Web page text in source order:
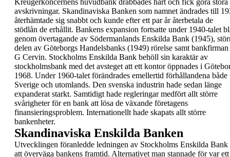
Kreugerkoncernens huvudbank drabbades hårt och fick göra stora
avskrivningar. Skandinaviska Banken som namnet ändrades till
återhämtade sig snabbt och kunde efter ett par år återbetala de
stödlån de erhållit. Bankens expansion fortsatte under 1940-talet
genom övertagande av Södermanlands Enskilda Bank (1945),
delen av Göteborgs Handelsbanks (1949) rörelse samt
G Cervin. Stockholms Enskilda Bank behöll sin karaktär av
stockholmsbank med det avsteget att ett kontoröppnades i
1968. Under 1960-talet förändrades emellertid förhållandena både
Sverige och utomlands. Den svenska industrin hade sedan länge
expanderat starkt. Samtidigt hade regleringar medfört allt större
svårigheter för en bank att lösa de växande företagens
finansieringsproblem. Internationellt hade skapats allt större
bankenheter.
Skandinaviska Enskilda Banken
Utvecklingen föranledde ledningen av Stockholms Enskilda Bank
att överväga bankens framtid. Alternativet man stannade för var ett